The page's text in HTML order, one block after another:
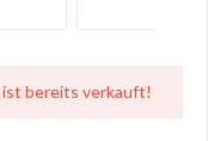
bereits verkauft!